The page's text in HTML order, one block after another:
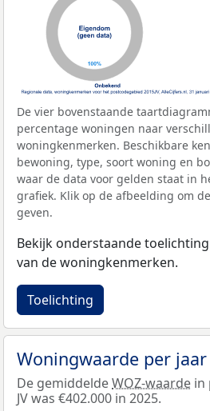
De vier bovenstaande
percentage woningen naar
woningkenmerken. Beschikbare
bewoning, type, soort woning en
waar de data voor gelden staat in
grafiek. Klik op de afbeelding om
geven.
Bekijk onderstaande
van de woningkenmerken.
Toelichting
Woningwaarde per jaar
De gemiddeldeWOZ-waarde in
JV was €402.000 in 2025.